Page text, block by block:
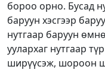
бороо орно. Бусад
баруун хэсгээр
нутгаар баруун
уулархаг нутгаар
ширүүсэж, шороон